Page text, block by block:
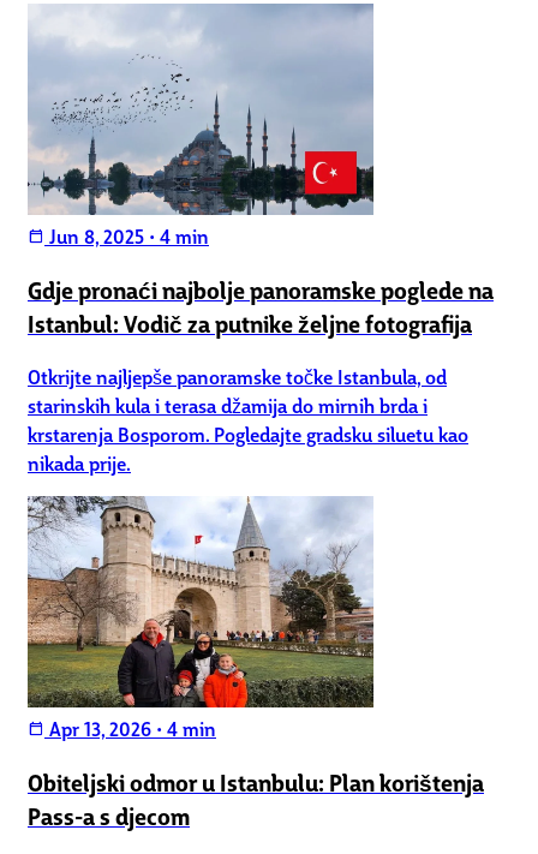
calendar_today Jun 8, 2025 • 4 min
Gdje pronaći najbolje panoramske poglede na
Istanbul: Vodič za putnike željne fotografija
Otkrijte najljepše panoramske točke Istanbula, od
starinskih kula i terasa džamija do mirnih brda i
krstarenja Bosporom. Pogledajte gradsku siluetu kao
nikada prije.
calendar_today Apr 13, 2026 • 4 min
Obiteljski odmor u Istanbulu: Plan korištenja
Pass-a s djecom